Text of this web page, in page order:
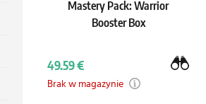
Mastery Pack: Warrior
Booster Box
49.59 €
Brak w magazynie